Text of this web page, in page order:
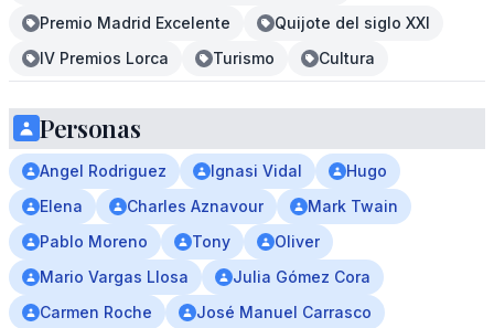
Premio Madrid Excelente
Quijote del siglo XXI
IV Premios Lorca
Turismo Cultura
Personas
Angel Rodriguez Ignasi Vidal
Hugo
Elena
Charles Aznavour
Mark Twain
Pablo Moreno
Tony
Oliver
Mario Vargas Llosa
Julia Gómez Cora
Carmen Roche
José Manuel Carrasco